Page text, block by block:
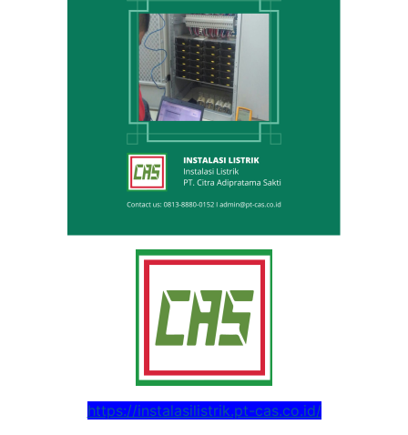
https://instalasilistrik.pt-cas.co.id/